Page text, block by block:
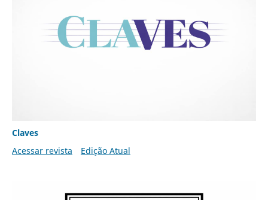
Claves
Acessar revista
Edição Atual